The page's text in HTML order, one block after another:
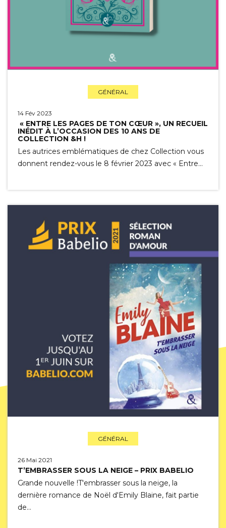
GÉNÉRAL
14 Fév 2023
« ENTRE LES PAGES DE TON CŒUR », UN RECUEIL
INÉDIT À L’OCCASION DES 10 ANS DE
COLLECTION &H !
Les autrices emblématiques de chez Collection vous
donnent rendez-vous le 8 février 2023 avec « Entre…
GÉNÉRAL
26 Mai 2021
T’EMBRASSER SOUS LA NEIGE – PRIX BABELIO
Grande nouvelle !T'embrasser sous la neige, la
dernière romance de Noël d'Emily Blaine, fait partie
de…